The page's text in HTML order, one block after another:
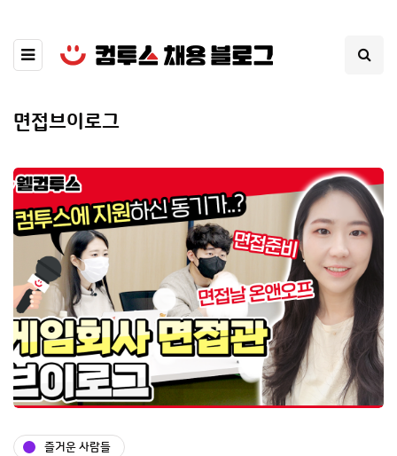
면접브이로그
즐거운 사람들